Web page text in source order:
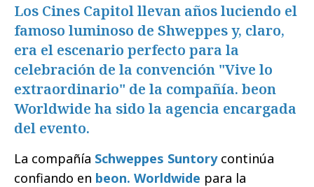
Los Cines Capitol llevan años luciendo el
famoso luminoso de Shweppes y, claro,
era el escenario perfecto para la
celebración de la convención "Vive lo
extraordinario" de la compañía. beon
Worldwide ha sido la agencia encargada
del evento.
La compañía Schweppes Suntorycontinúa
confiando en beon. Worldwide para la